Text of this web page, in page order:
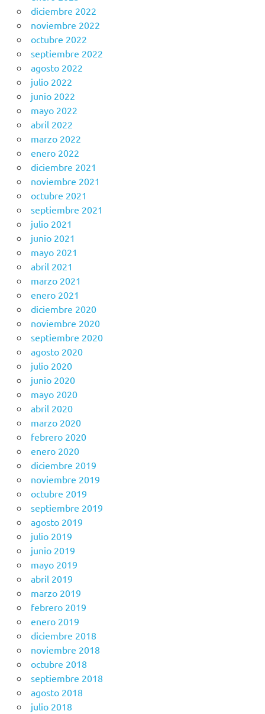
diciembre 2022
noviembre 2022
octubre 2022
septiembre 2022
agosto 2022
julio 2022
junio 2022
mayo 2022
abril 2022
marzo 2022
enero 2022
diciembre 2021
noviembre 2021
octubre 2021
septiembre 2021
julio 2021
junio 2021
mayo 2021
abril 2021
marzo 2021
enero 2021
diciembre 2020
noviembre 2020
septiembre 2020
agosto 2020
julio 2020
junio 2020
mayo 2020
abril 2020
marzo 2020
febrero 2020
enero 2020
diciembre 2019
noviembre 2019
octubre 2019
septiembre 2019
agosto 2019
julio 2019
junio 2019
mayo 2019
abril 2019
marzo 2019
febrero 2019
enero 2019
diciembre 2018
noviembre 2018
octubre 2018
septiembre 2018
agosto 2018
julio 2018